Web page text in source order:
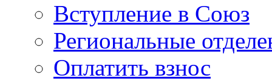
Вступление в Союз
Региональные
Оплатить взнос